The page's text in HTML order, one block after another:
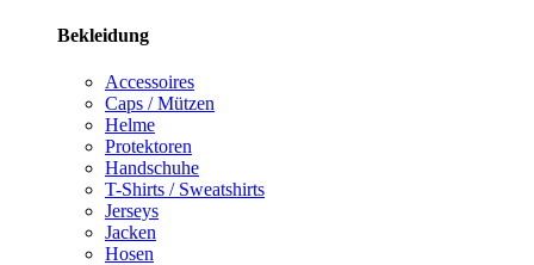
Bekleidung
Accessoires
Caps / Mützen
Helme
Protektoren
Handschuhe
T-Shirts / Sweatshirts
Jerseys
Jacken
Hosen